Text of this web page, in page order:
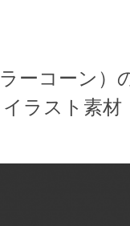
ーコーン）
ラスト素材